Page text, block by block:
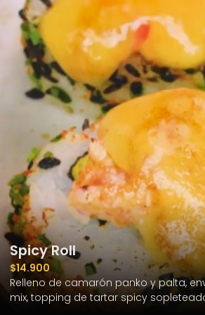
Spicy Roll
$14.900
Relleno de camarón panko y palta,
mix, topping de tartar spicy